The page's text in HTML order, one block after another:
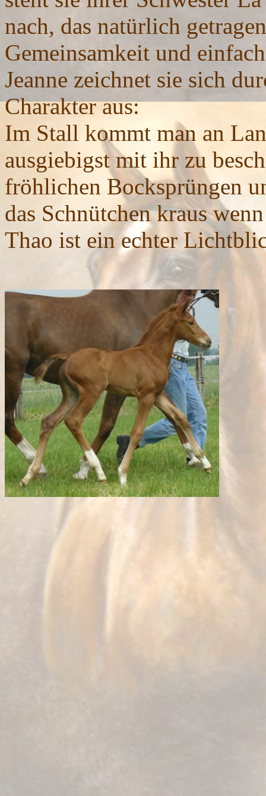
nach, das natürlich
Gemeinsamkeit und
Jeanne zeichnet sie sich
Charakter aus:
Im Stall kommt man an
ausgiebigst mit ihr zu
fröhlichen Bocksprüngen
das Schnütchen kraus
Thao ist ein echter